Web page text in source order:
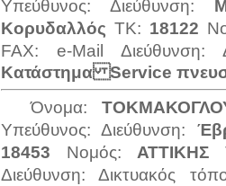
Υπεύθυνος:Διεύθυνση:
Κορυδαλλός ΤΚ: 18122
FAX: e-Mail Διεύθυνση:
Κατάστημα Service
Όνομα:
Υπεύθυνος:Διεύθυνση:
18453
Νομός: ΑΤΤΙΚΗΣ
Διεύθυνση:Δικτυακός